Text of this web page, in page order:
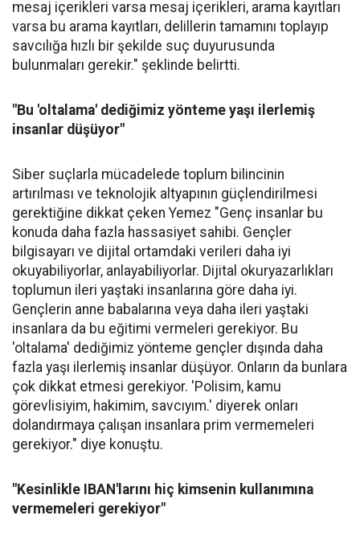
mesaj içerikleri varsa mesaj içerikleri, arama kayıtları
varsa bu arama kayıtları, delillerin tamamını toplayıp
savcılığa hızlı bir şekilde suç duyurusunda
bulunmaları gerekir." şeklinde belirtti.
"Bu 'oltalama' dediğimiz yönteme yaşı ilerlemiş
insanlar düşüyor"
Siber suçlarla mücadelede toplum bilincinin
artırılması ve teknolojik altyapının güçlendirilmesi
gerektiğine dikkat çeken Yemez "Genç insanlar bu
konuda daha fazla hassasiyet sahibi. Gençler
bilgisayarı ve dijital ortamdaki verileri daha iyi
okuyabiliyorlar, anlayabiliyorlar. Dijital okuryazarlıkları
toplumun ileri yaştaki insanlarına göre daha iyi.
Gençlerin anne babalarına veya daha ileri yaştaki
insanlara da bu eğitimi vermeleri gerekiyor. Bu
'oltalama' dediğimiz yönteme gençler dışında daha
fazla yaşı ilerlemiş insanlar düşüyor. Onların da bunlara
çok dikkat etmesi gerekiyor. 'Polisim, kamu
görevlisiyim, hakimim, savcıyım.' diyerek onları
dolandırmaya çalışan insanlara prim vermemeleri
gerekiyor." diye konuştu.
"Kesinlikle IBAN'larını hiç kimsenin kullanımına
vermemeleri gerekiyor"